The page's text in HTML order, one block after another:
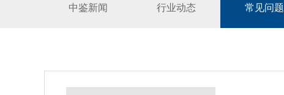
中鉴新闻 行业动态 常见问题